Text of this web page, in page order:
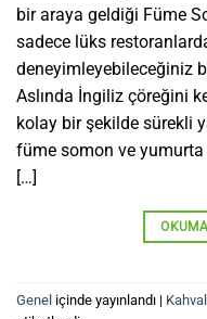
bir araya geldiği Füme
sadece lüks
deneyimleyebileceğiniz
Aslında İngiliz çöreğini
kolay bir şekilde sürekli
füme somon ve
[…]
Genel içinde yayınlandı |